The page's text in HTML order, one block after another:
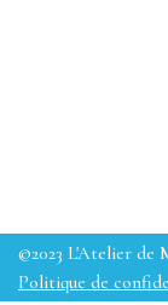
©2023 L'Atelier de
Politique de